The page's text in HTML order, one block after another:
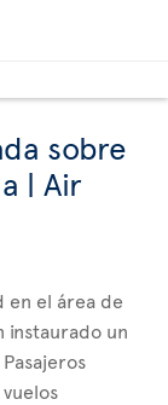
sobre
| Air
en el área de
instaurado un